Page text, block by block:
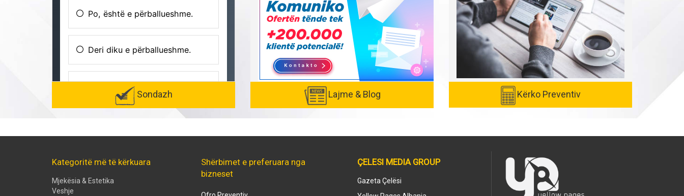
Sondazh Lajme & Blog Kërko Preventiv
Kategoritë më të kërkuara
Mjekësia & Estetika
Veshje
Shërbimet e preferuara nga
bizneset
ÇELESI MEDIA GROUP
Gazeta Çelësi